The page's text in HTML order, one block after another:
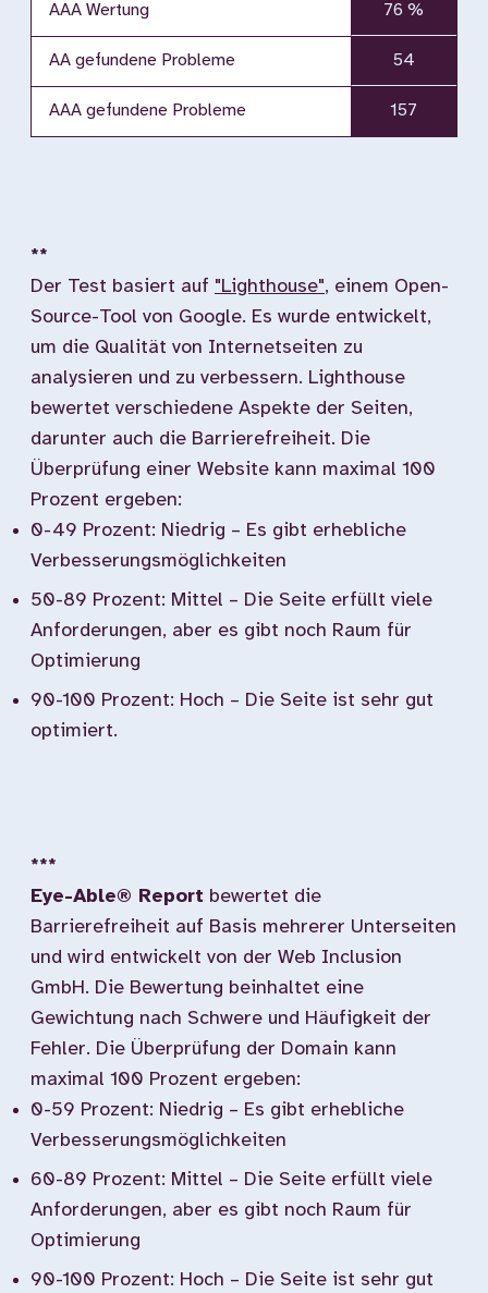
AAA Wertung 76 %
AA gefundene Probleme 54
AAA gefundene Probleme 157
**
Der Test basiert auf "Lighthouse", einem Open-
Source-Tool von Google. Es wurde entwickelt,
um die Qualität von Internetseiten zu
analysieren und zu verbessern. Lighthouse
bewertet verschiedene Aspekte der Seiten,
darunter auch die Barrierefreiheit. Die
Überprüfung einer Website kann maximal 100
Prozent ergeben:
0-49 Prozent: Niedrig – Es gibt erhebliche
Verbesserungsmöglichkeiten
50-89 Prozent: Mittel – Die Seite erfüllt viele
Anforderungen, aber es gibt noch Raum für
Optimierung
90-100 Prozent: Hoch – Die Seite ist sehr gut
optimiert.
***
Eye-Able® Report bewertet die
Barrierefreiheit auf Basis mehrerer Unterseiten
und wird entwickelt von der Web Inclusion
GmbH. Die Bewertung beinhaltet eine
Gewichtung nach Schwere und Häufigkeit der
Fehler. Die Überprüfung der Domain kann
maximal 100 Prozent ergeben:
0-59 Prozent: Niedrig – Es gibt erhebliche
Verbesserungsmöglichkeiten
60-89 Prozent: Mittel – Die Seite erfüllt viele
Anforderungen, aber es gibt noch Raum für
Optimierung
90-100 Prozent: Hoch – Die Seite ist sehr gut